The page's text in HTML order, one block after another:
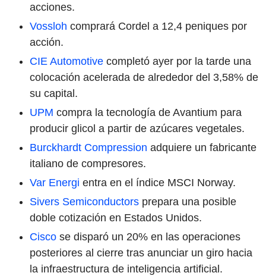
acciones.
Vossloh comprará Cordel a 12,4 peniques por
acción.
CIE Automotive completó ayer por la tarde una
colocación acelerada de alrededor del 3,58% de
su capital.
UPM compra la tecnología de Avantium para
producir glicol a partir de azúcares vegetales.
Burckhardt Compression adquiere un fabricante
italiano de compresores.
Var Energi entra en el índice MSCI Norway.
Sivers Semiconductors prepara una posible
doble cotización en Estados Unidos.
Cisco se disparó un 20% en las operaciones
posteriores al cierre tras anunciar un giro hacia
la infraestructura de inteligencia artificial.